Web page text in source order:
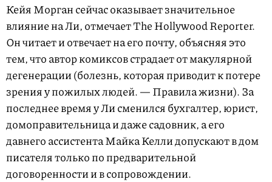
Кейя Морган сейчас оказывает значительное
влияние на Ли, отмечает The Hollywood Reporter.
Он читает и отвечает на его почту, объясняя это
тем, что автор комиксов страдает от макулярной
дегенерации (болезнь, которая приводит к потере
зрения у пожилых людей. — Правила жизни). За
последнее время у Ли сменился бухгалтер, юрист,
домоправительница и даже садовник, а его
давнего ассистента Майка Келли допускают в дом
писателя только по предварительной
договоренности и в сопровождении.